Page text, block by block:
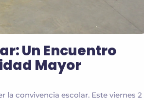
Un Encuentro
Mayor
la convivencia escolar. Este viernes 2